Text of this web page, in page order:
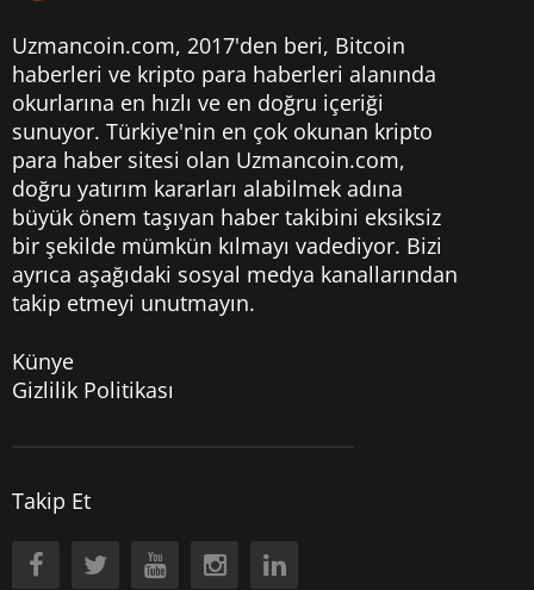
Uzmancoin.com, 2017'den beri, Bitcoin
haberleri ve kripto para haberleri alanında
okurlarına en hızlı ve en doğru içeriği
sunuyor. Türkiye'nin en çok okunan kripto
para haber sitesi olan Uzmancoin.com,
doğru yatırım kararları alabilmek adına
büyük önem taşıyan haber takibini eksiksiz
bir şekilde mümkün kılmayı vadediyor. Bizi
ayrıca aşağıdaki sosyal medya kanallarından
takip etmeyi unutmayın.
Künye
Gizlilik Politikası
Takip Et